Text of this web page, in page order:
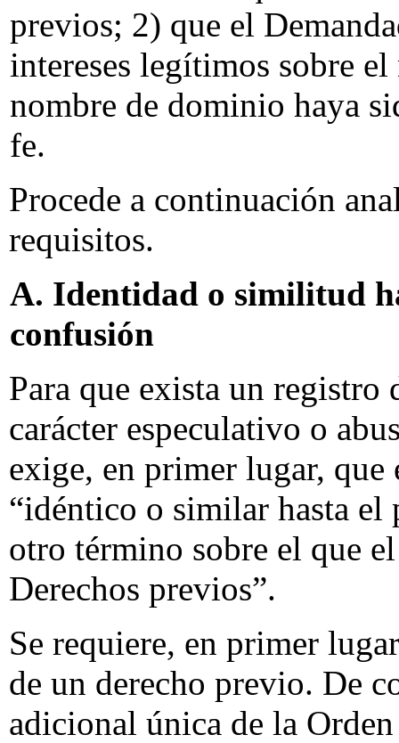
previos; 2) que el
intereses legítimos sobre
nombre de dominio haya
fe.
Procede a continuación
requisitos.
A. Identidad o similitud
confusión
Para que exista un
carácter especulativo o
exige, en primer lugar,
“idéntico o similar hasta el
otro término sobre el que
Derechos previos”.
Se requiere, en primer
de un derecho previo. De
adicional única de la